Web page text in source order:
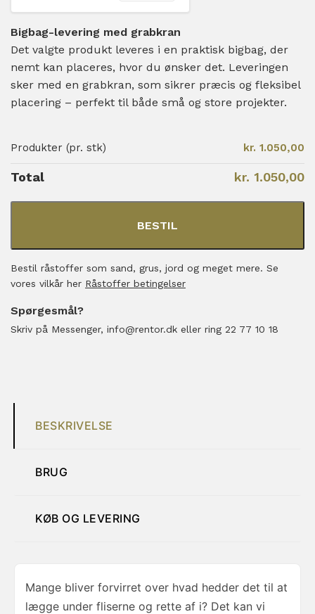
Bigbag-levering med grabkran
Det valgte produkt leveres i en praktisk bigbag, der
nemt kan placeres, hvor du ønsker det. Leveringen
sker med en grabkran, som sikrer præcis og fleksibel
placering – perfekt til både små og store projekter.
Produkter (pr. stk) kr. 1.050,00
Total kr. 1.050,00
BESTIL
Bestil råstoffer som sand, grus, jord og meget mere. Se
vores vilkår her Råstoffer betingelser
Spørgesmål?
Skriv på Messenger, info@rentor.dk eller ring 22 77 10 18
BESKRIVELSE
BRUG
KØB OG LEVERING
Mange bliver forvirret over hvad hedder det til at
lægge under fliserne og rette af i? Det kan vi